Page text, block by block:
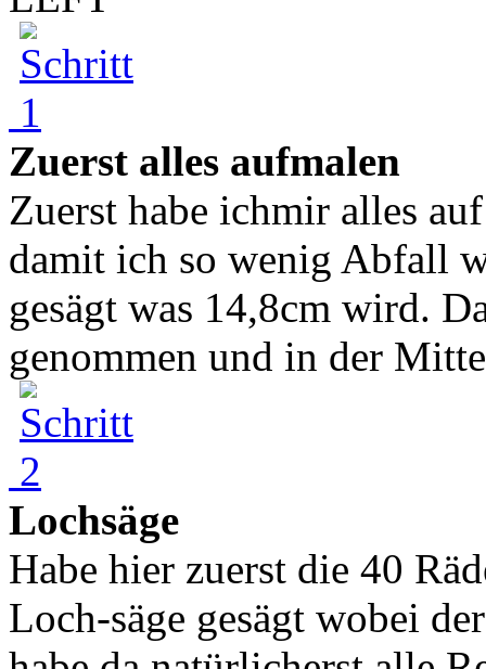
Zuerst alles aufmalen
Zuerst habe ichmir alles
damit ich so wenig Abfall
gesägt was 14,8cm wird.
genommen und in der
Lochsäge
Habe hier zuerst die 40
Loch-säge gesägt wobei